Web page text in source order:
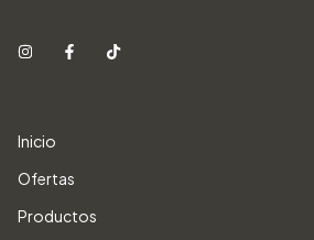
Inicio
Ofertas
Productos